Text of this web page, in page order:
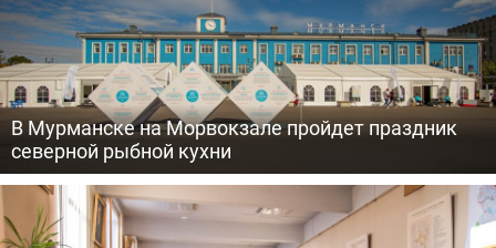
В Мурманске на Морвокзале пройдет праздник
северной рыбной кухни